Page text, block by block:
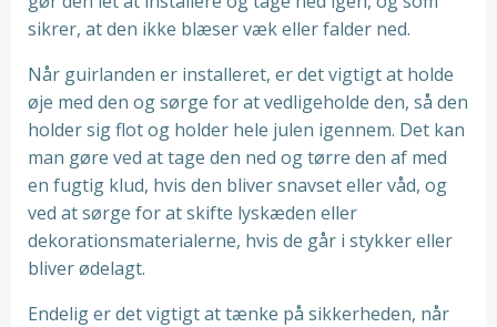
sikrer, at den ikke blæser væk eller falder ned.
Når guirlanden er installeret, er det vigtigt at holde
øje med den og sørge for at vedligeholde den, så den
holder sig flot og holder hele julen igennem. Det kan
man gøre ved at tage den ned og tørre den af med
en fugtig klud, hvis den bliver snavset eller våd, og
ved at sørge for at skifte lyskæden eller
dekorationsmaterialerne, hvis de går i stykker eller
bliver ødelagt.
Endelig er det vigtigt at tænke på sikkerheden, når